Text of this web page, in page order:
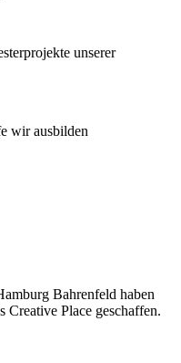
unserer
wir ausbilden
Bahrenfeld haben
Creative Place geschaffen.